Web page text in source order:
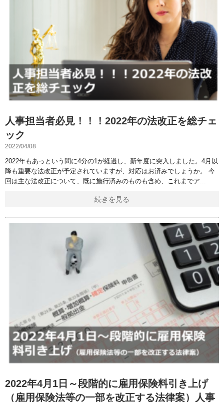
人事担当者必見！！！2022年の法改正を総チェ
ック
2022/04/08
2022年もあっという間に4分の1が経過し、新年度に突入しました。4月以
降も重要な法改正が予定されていますが、対応はお済みでしょうか。 今
回は主な法改正について、既に施行済みのものも含め、これまでア
続きを見る
2022年4月1日～段階的に雇用保険料引き上げ
（雇用保険法等の一部を改正する法律案）人事